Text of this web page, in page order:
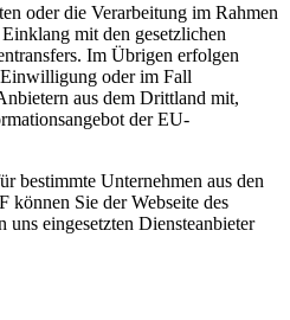
oder die Verarbeitung im Rahmen
mit den gesetzlichen
Im Übrigen erfolgen
Einwilligung oder im Fall
aus dem Drittland mit,
der EU-
bestimmte Unternehmen aus den
können Sie der Webseite des
eingesetzten Diensteanbieter